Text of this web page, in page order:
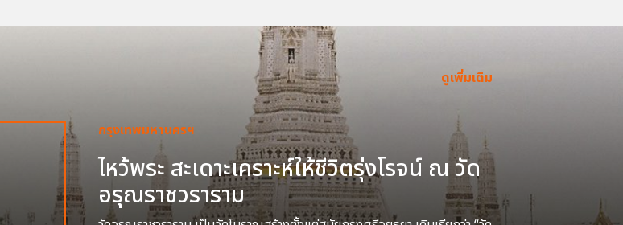
ดูเพิ่มเติม
กรุงเทพมหานครฯ
ไหว้พระ สะเดาะเคราะห์ให้ชีวิตรุ่งโรจน์ ณ วัด
อรุณราชวราราม